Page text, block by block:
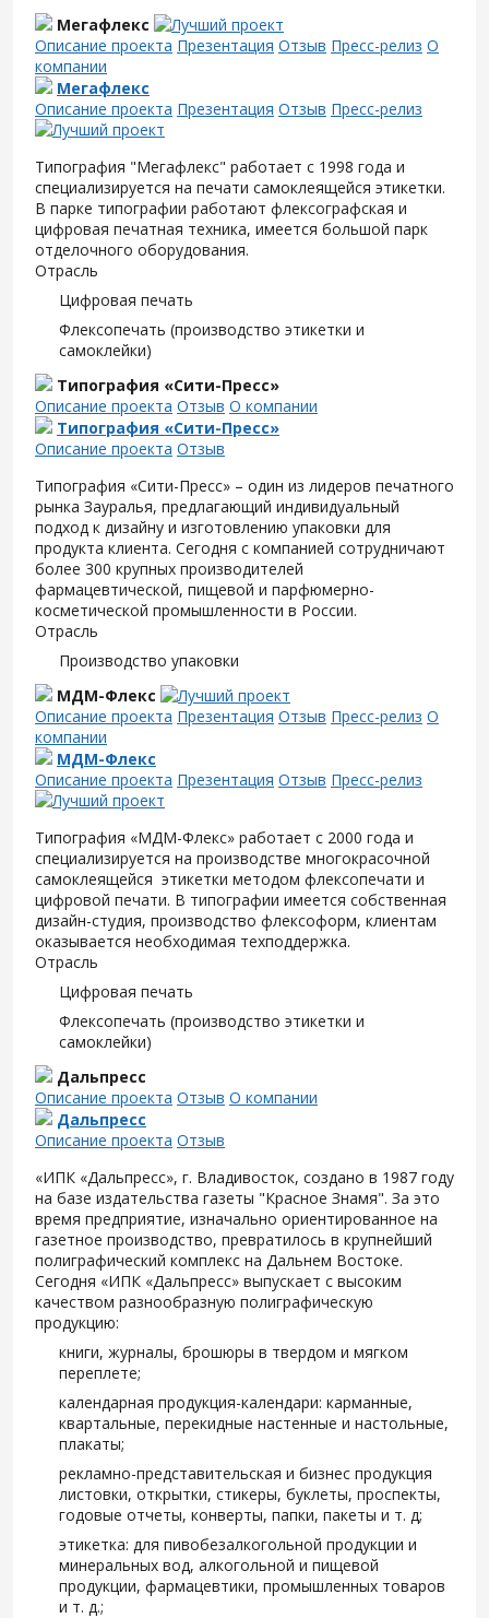
Мегафлекс
Описание проекта Презентация Отзыв Пресс-релиз О
компании
Мегафлекс
Описание проекта Презентация Отзыв Пресс-релиз
Типография "Мегафлекс" работает с 1998 года и
специализируется на печати самоклеящейся этикетки.
В парке типографии работают флексографская и
цифровая печатная техника, имеется большой парк
отделочного оборудования.
Отрасль
Цифровая печать
Флексопечать (производство этикетки и
самоклейки)
Типография «Сити-Пресс»
Описание проекта Отзыв О компании
Типография «Сити-Пресс»
Описание проекта Отзыв
Типография «Сити-Пресс» – один из лидеров печатного
рынка Зауралья, предлагающий индивидуальный
подход к дизайну и изготовлению упаковки для
продукта клиента. Сегодня с компанией сотрудничают
более 300 крупных производителей
фармацевтической, пищевой и парфюмерно-
косметической промышленности в России.
Отрасль
Производство упаковки
МДМ-Флекс
Описание проекта Презентация Отзыв Пресс-релиз О
компании
МДМ-Флекс
Описание проекта Презентация Отзыв Пресс-релиз
Типография «МДМ-Флекс» работает с 2000 года и
специализируется на производстве многокрасочной
самоклеящейся этикетки методом флексопечати и
цифровой печати. В типографии имеется собственная
дизайн-студия, производство флексоформ, клиентам
оказывается необходимая техподдержка.
Отрасль
Цифровая печать
Флексопечать (производство этикетки и
самоклейки)
Дальпресс
Описание проекта Отзыв О компании
Дальпресс
Описание проекта Отзыв
«ИПК «Дальпресс», г. Владивосток, создано в 1987 году
на базе издательства газеты "Красное Знамя". За это
время предприятие, изначально ориентированное на
газетное производство, превратилось в крупнейший
полиграфический комплекс на Дальнем Востоке.
Сегодня «ИПК «Дальпресс» выпускает с высоким
качеством разнообразную полиграфическую
продукцию:
книги, журналы, брошюры в твердом и мягком
переплете;
календарная продукция-календари: карманные,
квартальные, перекидные настенные и настольные,
плакаты;
рекламно-представительская и бизнес продукция
листовки, открытки, стикеры, буклеты, проспекты,
годовые отчеты, конверты, папки, пакеты и т. д;
этикетка: для пивобезалкогольной продукции и
минеральных вод, алкогольной и пищевой
продукции, фармацевтики, промышленных товаров
и т. д.;